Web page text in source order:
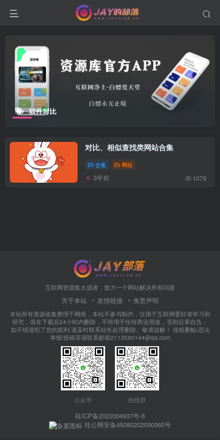
软件对比
对比、相似查找类网站合集
合集 网站
3年前 1079
互联网资源集大成者，致力一个网站解决所有问题
关于本站 友情链接 免责声明
本站所有资源收集整理于网络，本站不参与制作，仅用于互联网爱好者学习和
研究，请在下载后24小时内删除，不得用于任何商业用途，否则后果自负；
如不慎侵犯了您的权利,请及时联系站长处理删除。敬请谅解！ 侵权删帖/违法
举报/投稿等请联系邮箱2113590144@qq.com
公众号 粉丝群
桂ICP备2022004937号-6
桂公网安备45080202000360号